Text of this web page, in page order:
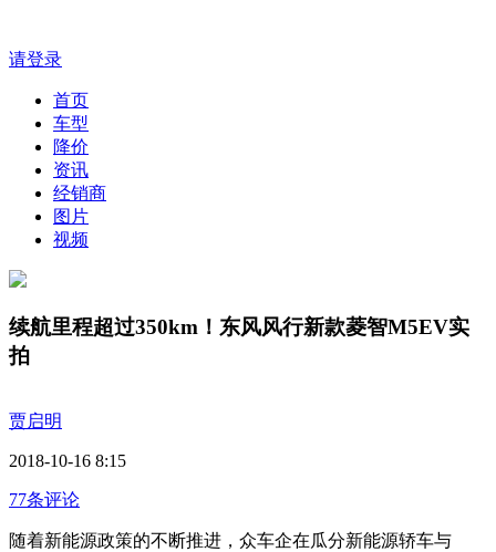
请登录
首页
车型
降价
资讯
经销商
图片
视频
续航里程超过350km！东风风行新款菱智M5EV实
拍
贾启明
2018-10-16 8:15
77条评论
随着新能源政策的不断推进，众车企在瓜分新能源轿车与